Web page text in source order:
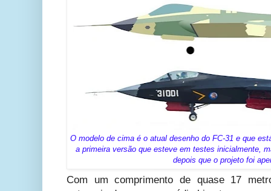
O modelo de cima é o atual desenho do FC-31 e que
a primeira versão que esteve em testes inicialmente,
depois que o projeto foi
Com um comprimento de quase 17